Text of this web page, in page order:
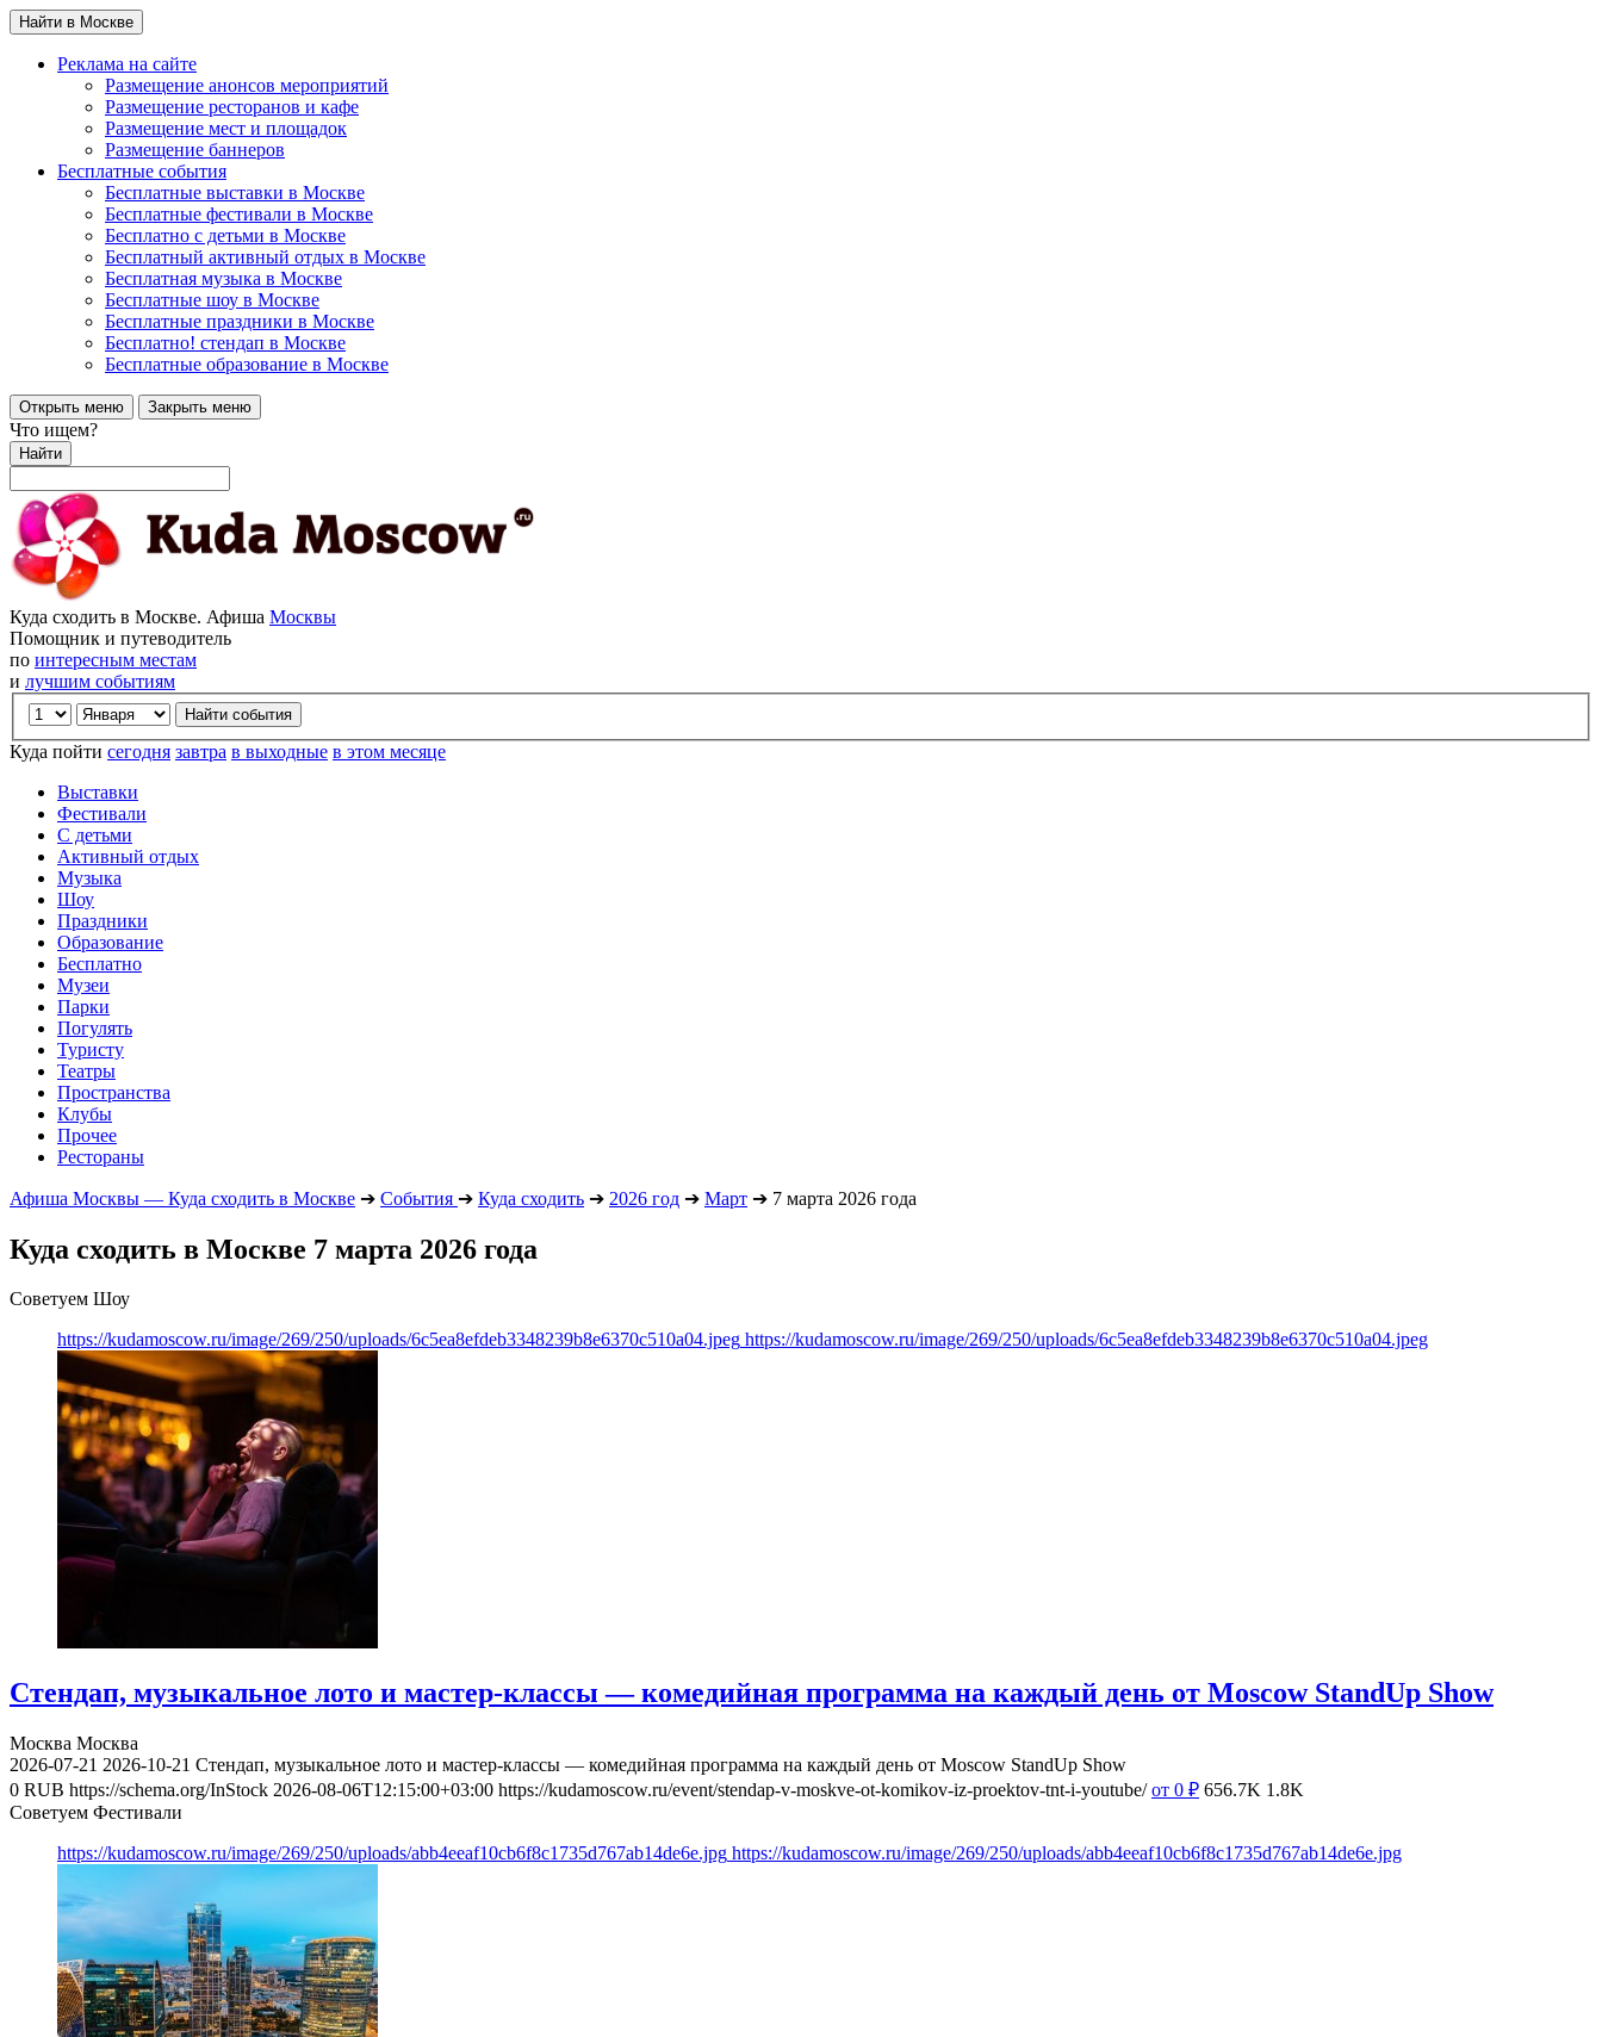
Найти в Москве
Реклама на сайте
Размещение анонсов мероприятий
Размещение ресторанов и кафе
Размещение мест и площадок
Размещение баннеров
Бесплатные события
Бесплатные выставки в Москве
Бесплатные фестивали в Москве
Бесплатно с детьми в Москве
Бесплатный активный отдых в Москве
Бесплатная музыка в Москве
Бесплатные шоу в Москве
Бесплатные праздники в Москве
Бесплатно! стендап в Москве
Бесплатные образование в Москве
Открыть меню Закрыть меню
Что ищем?
Найти
Куда сходить в Москве. Афиша Москвы
Помощник и путеводитель
по интересным местам
и лучшим событиям
Куда пойти сегодня завтра в выходные в этом месяце
Выставки
Фестивали
С детьми
Активный отдых
Музыка
Шоу
Праздники
Образование
Бесплатно
Музеи
Парки
Погулять
Туристу
Театры
Пространства
Клубы
Прочее
Рестораны
Афиша Москвы — Куда сходить в Москве ➔ События ➔ Куда сходить ➔ 2026 год ➔ Март ➔ 7 марта 2026 года
Куда сходить в Москве 7 марта 2026 года
Советуем Шоу
https://kudamoscow.ru/image/269/250/uploads/6c5ea8efdeb3348239b8e6370c510a04.jpeg https://kudamoscow.ru/image/269/250/uploads/6c5ea8efdeb3348239b8e6370c510a04.jpeg
Стендап, музыкальное лото и мастер-классы — комедийная программа на каждый день от Moscow StandUp Show
Москва Москва
2026-07-21 2026-10-21 Стендап, музыкальное лото и мастер-классы — комедийная программа на каждый день от Moscow StandUp Show
0 RUB https://schema.org/InStock 2026-08-06T12:15:00+03:00 https://kudamoscow.ru/event/stendap-v-moskve-ot-komikov-iz-proektov-tnt-i-youtube/ от 0 ₽ 656.7K 1.8K
Советуем Фестивали
https://kudamoscow.ru/image/269/250/uploads/abb4eeaf10cb6f8c1735d767ab14de6e.jpg https://kudamoscow.ru/image/269/250/uploads/abb4eeaf10cb6f8c1735d767ab14de6e.jpg